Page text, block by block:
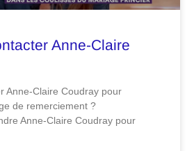
Anne-Claire
Anne-Claire Coudray pour
de remerciement ?
Anne-Claire Coudray pour